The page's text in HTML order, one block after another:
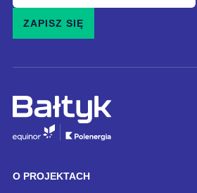
swój
adres
mail
zapisz
ZAPISZ SIĘ
O PROJEKTACH